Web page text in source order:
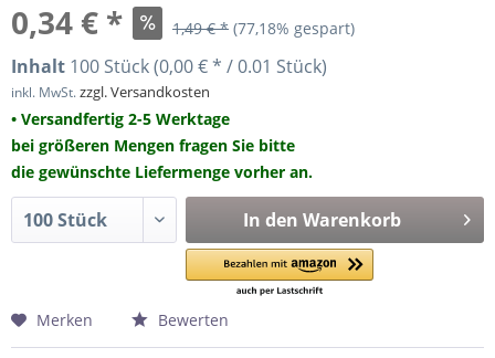
0,34 € * 1,49 € * (77,18% gespart)
Inhalt 100 Stück (0,00 € * / 0.01 Stück)
inkl. MwSt.zzgl. Versandkosten
• Versandfertig 2-5 Werktage
bei größeren Mengen fragen Sie bitte
die gewünschte Liefermenge vorher an.
In den Warenkorb
Merken Bewerten